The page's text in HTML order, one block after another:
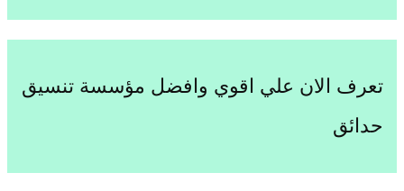
تعرف الان علي اقوي وافضل مؤسسة تنسيق
حدائق